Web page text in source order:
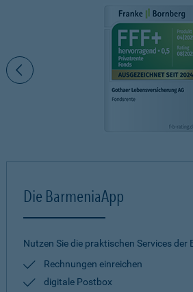
Die BarmeniaApp
Nutzen Sie die praktischen Services der
Rechnungen einreichen
digitale Postbox